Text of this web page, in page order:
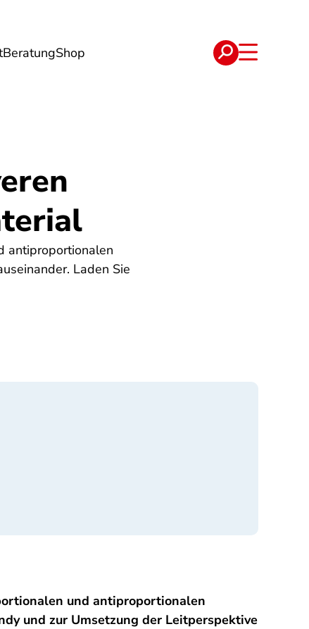
BeratungShop
Verträge
antiproportionalen
Laden Sie
und antiproportionalen
und zur Umsetzung der Leitperspektive